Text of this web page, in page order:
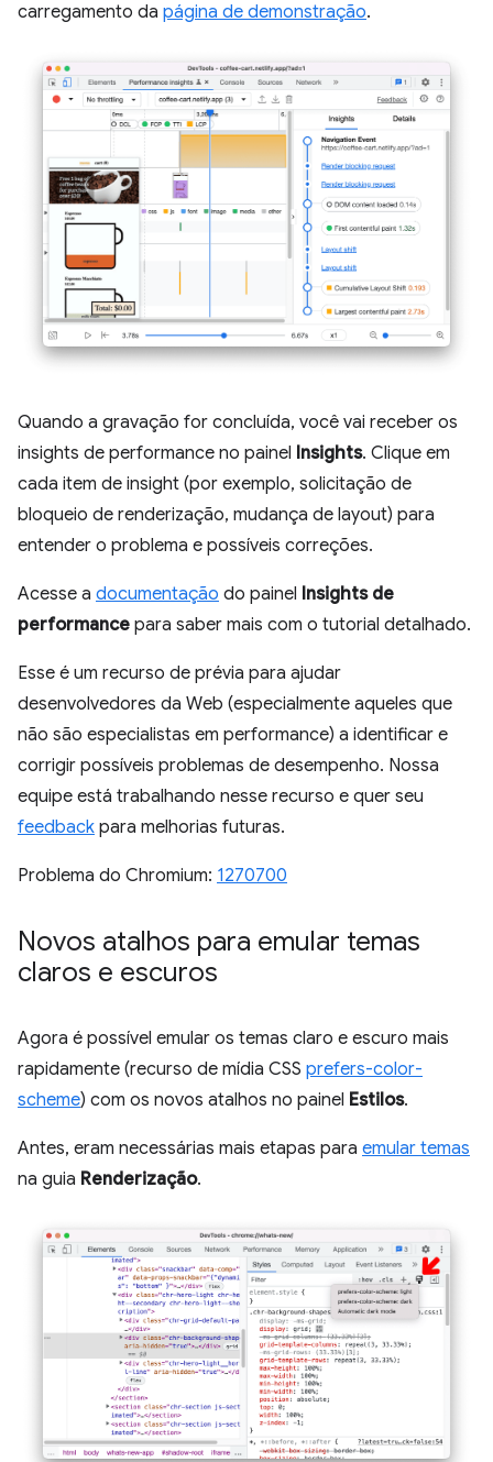
carregamento da página de demonstração.
Quando a gravação for concluída, você vai receber os
insights de performance no painel Insights. Clique em
cada item de insight (por exemplo, solicitação de
bloqueio de renderização, mudança de layout) para
entender o problema e possíveis correções.
Acesse a documentação do painel Insights de
performance para saber mais com o tutorial detalhado.
Esse é um recurso de prévia para ajudar
desenvolvedores da Web (especialmente aqueles que
não são especialistas em performance) a identificar e
corrigir possíveis problemas de desempenho. Nossa
equipe está trabalhando nesse recurso e quer seu
feedback para melhorias futuras.
Problema do Chromium: 1270700
Novos atalhos para emular temas
claros e escuros
Agora é possível emular os temas claro e escuro mais
rapidamente (recurso de mídia CSS prefers-color-
scheme) com os novos atalhos no painel Estilos.
Antes, eram necessárias mais etapas para emular temas
na guia Renderização.